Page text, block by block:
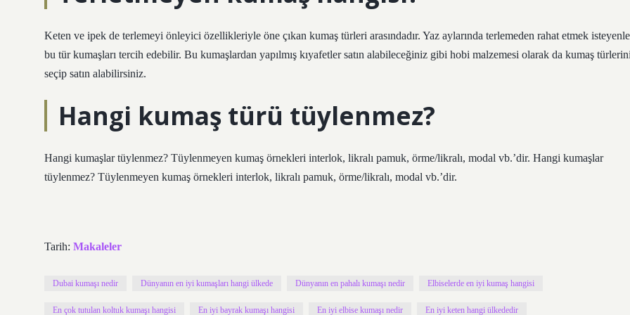
Keten ve ipek de terlemeyi önleyici özellikleriyle öne çıkan kumaş türleri arasındadır. Yaz aylarında terlemeden rahat etmek
bu tür kumaşları tercih edebilir. Bu kumaşlardan yapılmış kıyafetler satın alabileceğiniz gibi hobi malzemesi olarak da kumaş
seçip satın alabilirsiniz.
Hangi kumaş türü tüylenmez?
Hangi kumaşlar tüylenmez? Tüylenmeyen kumaş örnekleri interlok, likralı pamuk, örme/likralı, modal vb.’dir. Hangi kumaşlar
tüylenmez? Tüylenmeyen kumaş örnekleri interlok, likralı pamuk, örme/likralı, modal vb.’dir.
Tarih: Makaleler
Dubai kumaşı nedir Dünyanın en iyi kumaşları hangi ülkede Dünyanın en pahalı kumaşı nedir Elbiselerde en iyi kumaş hangisi
En çok tutulan koltuk kumaşı hangisi En iyi bayrak kumaşı hangisi En iyi elbise kumaşı nedir En iyi keten hangi ülkededir